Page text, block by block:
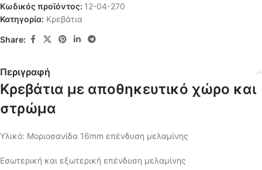
Κωδικός προϊόντος: 12-04-270
Κατηγορία: Κρεβάτια
Share:
Περιγραφή
Κρεβάτια με αποθηκευτικό χώρο και
στρώμα
Υλικό: Μοριοσανίδα 16mm επένδυση μελαμίνης
Εσωτερική και εξωτερική επένδυση μελαμίνης